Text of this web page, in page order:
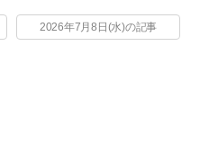
2026年7月8日(水)の記事